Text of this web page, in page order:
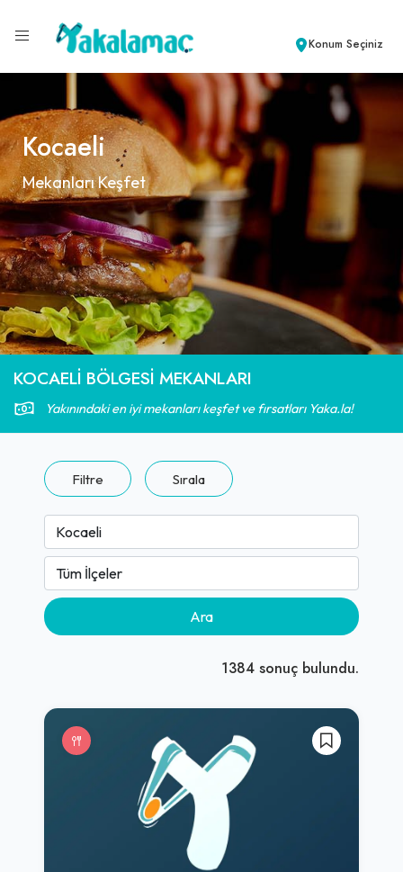
Konum Seçiniz
Kocaeli
Mekanları Keşfet
KOCAELI BÖLGESI MEKANLARI
Yakınındaki en iyi mekanları keşfet ve fırsatları Yaka.la!
Filtre Sırala
Ara
1384 sonuç bulundu.